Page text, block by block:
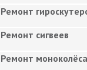
Ремонт
Ремонт сигвеев
Ремонт моноколёса